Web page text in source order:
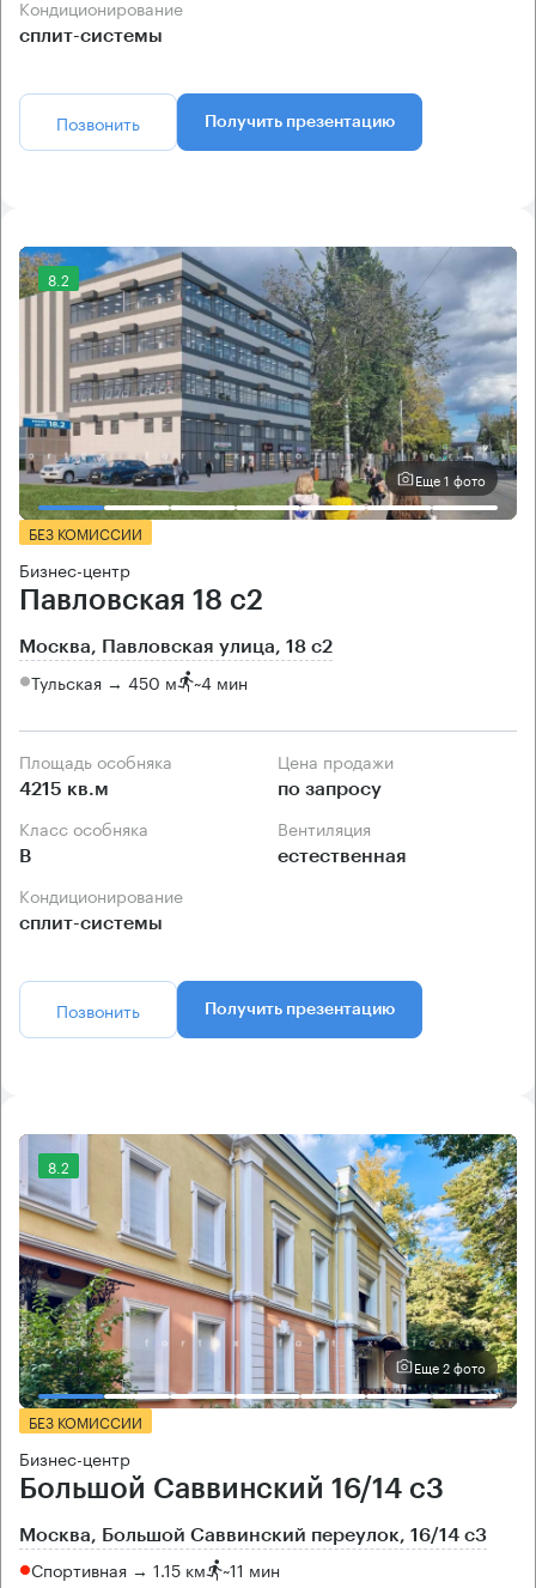
Кондиционирование
сплит-системы
Позвонить Получить презентацию
8.2
Еще 1 фото
БЕЗ КОМИССИИ
Бизнес-центр
Павловская 18 с2
Москва, Павловская улица, 18 с2
Тульская → 450 м ~4 мин
Площадь особняка
4215 кв.м
Цена продажи
по запросу
Класс особняка
B
Вентиляция
естественная
Кондиционирование
сплит-системы
Позвонить Получить презентацию
8.2
Еще 2 фото
БЕЗ КОМИССИИ
Бизнес-центр
Большой Саввинский 16/14 с3
Москва, Большой Саввинский переулок, 16/14 с3
Спортивная → 1.15 км ~11 мин